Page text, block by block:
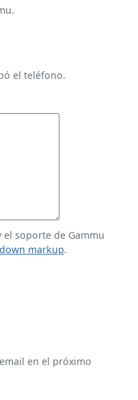
el teléfono.
soporte de Gammu
markup.
en el próximo